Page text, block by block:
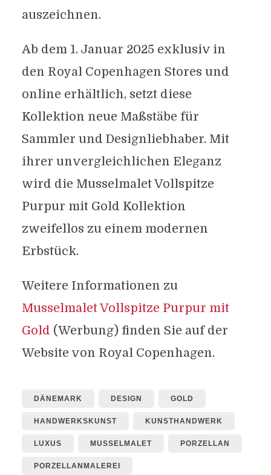
auszeichnen.
Ab dem 1. Januar 2025 exklusiv in
den Royal Copenhagen Stores und
online erhältlich, setzt diese
Kollektion neue Maßstäbe für
Sammler und Designliebhaber. Mit
ihrer unvergleichlichen Eleganz
wird die Musselmalet Vollspitze
Purpur mit Gold Kollektion
zweifellos zu einem modernen
Erbstück.
Weitere Informationen zu
Musselmalet Vollspitze Purpur mit
Gold (Werbung) finden Sie auf der
Website von Royal Copenhagen.
DÄNEMARK DESIGN GOLD
HANDWERKSKUNST KUNSTHANDWERK
LUXUS MUSSELMALET PORZELLAN
PORZELLANMALEREI